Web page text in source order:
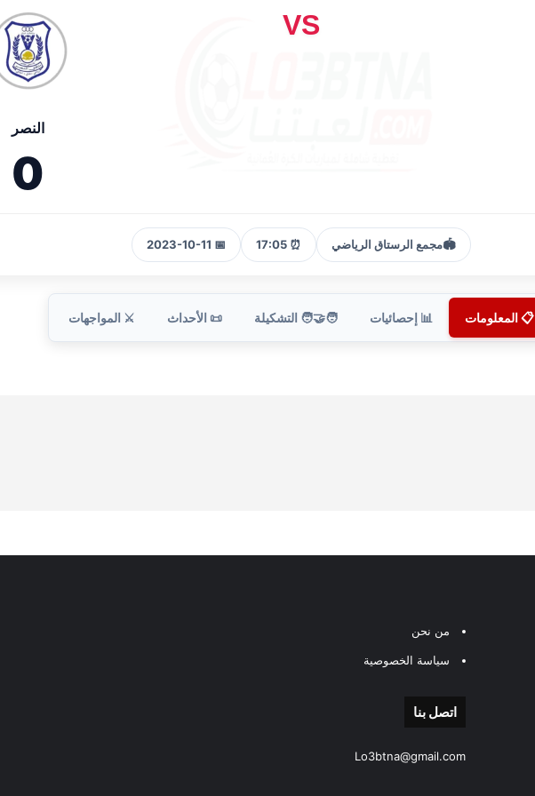
VS
النصر
0
🏟️مجمع الرستاق الرياضي ⏰ 17:05
📅 2023-10-11
📋 المعلومات 📊 إحصائيات 🧑‍🤝‍🧑 التشكيلة 📜 الأحداث ⚔️ المواجهات
من نحن
سياسة الخصوصية
اتصل بنا
Lo3btna@gmail.com